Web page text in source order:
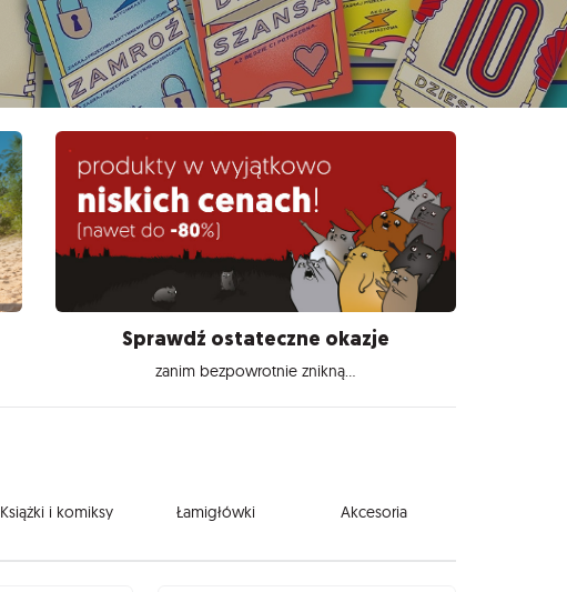
Sprawdź ostateczne okazje
zanim bezpowrotnie znikną...
Książki i komiksy Łamigłówki Akcesoria